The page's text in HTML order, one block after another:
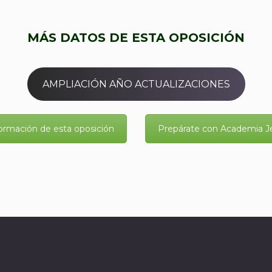
MÁS DATOS DE ESTA OPOSICIÓN
AMPLIACIÓN AÑO ACTUALIZACIONES
de esta oposición Prepárate con Academia